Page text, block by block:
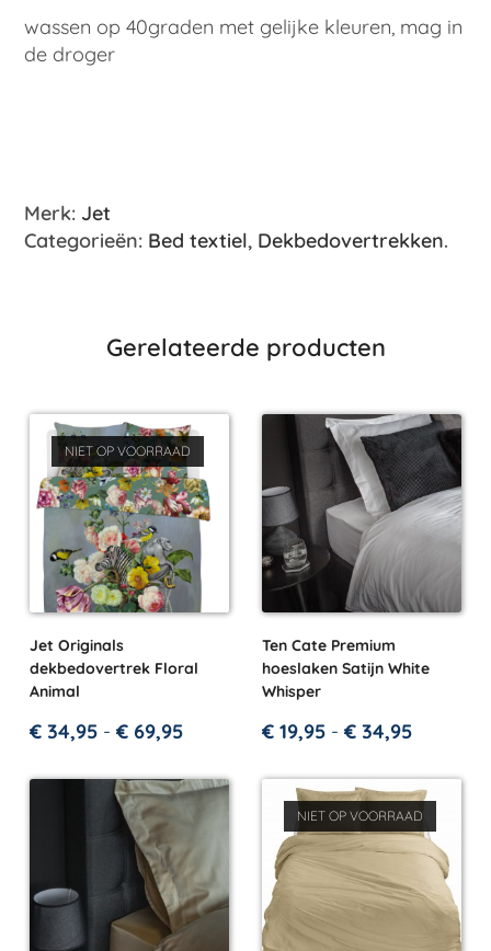
wassen op 40graden met gelijke kleuren, mag in
de droger
Merk: Jet
Categorieën: Bed textiel, Dekbedovertrekken.
Gerelateerde producten
NIET OP VOORRAAD
Jet Originals
dekbedovertrek Floral
Animal
€ 34,95 - € 69,95
Ten Cate Premium
hoeslaken Satijn White
Whisper
€ 19,95 - € 34,95
NIET OP VOORRAAD